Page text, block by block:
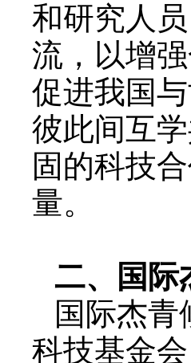
和研究人
流，以增
促进我国
彼此间互
固的科技
量。
二、国际
国际杰
科技基金